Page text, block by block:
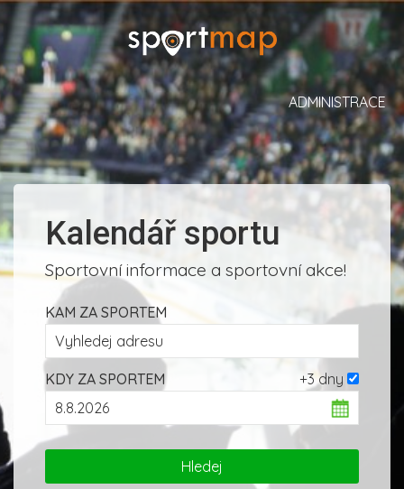
ADMINISTRACE
Kalendář sportu
Sportovní informace a sportovní akce!
KAM ZA SPORTEM
+3 dny
KDY ZA SPORTEM